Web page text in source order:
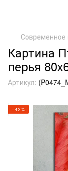
Современное
Картина
перья
Артикул:
−42%